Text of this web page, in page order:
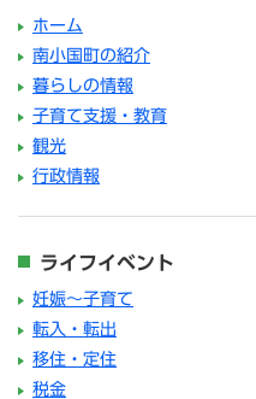
ホーム
南小国町の紹介
暮らしの情報
子育て支援・教育
観光
行政情報
ライフイベント
妊娠～子育て
転入・転出
移住・定住
税金